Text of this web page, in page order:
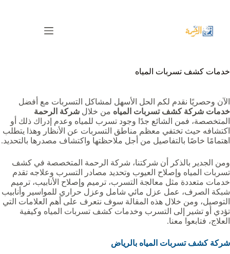
المحتوى
خدمات كشف تسربات المياه
الآن وحصريًا نقدم لكم الحل الأسهل لمشاكل التسربات مع أفضل
خدمات شركة كشف تسربات المياه من خلال شركة الرحمة
المتخصصة، فمن الشائع جدًا وجود تسرب للمياه وعدم إدراك ذلك أو
اكتشافه حيث تختفي معظم مناطق التسربات عن الأنظار وهذا يتطلب
اهتمامًا خاصًا بالتفاصيل من أجل ملاحظتها واكتشاف مصدرها بالتحديد.
ومن الجدير بالذكر أن شركتنا، شركة الرحمة المتخصصة في كشف
تسربات المياه وإصلاح العيوب وتحديد مصادر التسرب وعلاجه تقدم
خدمات متعددة مثل معالجة التسرب، ترميم وإصلاح الأنابيب، ترميم
شبكة الصرف، عمل عزل مائي شامل وعزل حراري للمواسير وأنابيب
التوصيل، ومن خلال هذه المقالة سوف نتعرف على أهم العلامات التي
تؤدي أو تشير إلى التسرب وخدمات كشف تسربات المياه وكيفية
العلاج، فتابعوا معنا.
شركة كشف تسربات المياه بالرياض